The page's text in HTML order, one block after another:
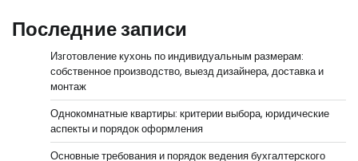
Последние записи
Изготовление кухонь по индивидуальным размерам:
собственное производство, выезд дизайнера, доставка и
монтаж
Однокомнатные квартиры: критерии выбора, юридические
аспекты и порядок оформления
Основные требования и порядок ведения бухгалтерского